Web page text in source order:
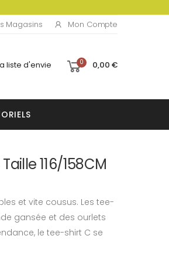
Magasins Mon Compte
liste d'envie 0 0,00 €
116/158CM
et vite cousus. Les tee-
gansée et des ourlets
le tee-shirt C se